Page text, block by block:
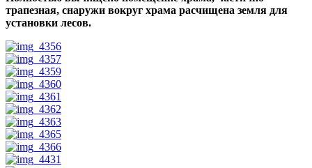
трапезная, снаружи вокруг храма расчищена земля для
установки лесов.